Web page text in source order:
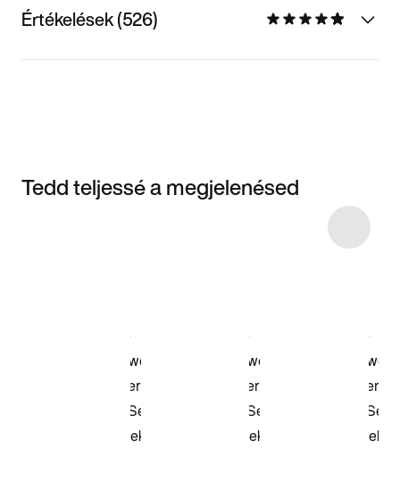
Értékelések (526)
Tedd teljessé a megjelenésed